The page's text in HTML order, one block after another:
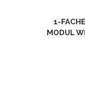
1-
MODUL